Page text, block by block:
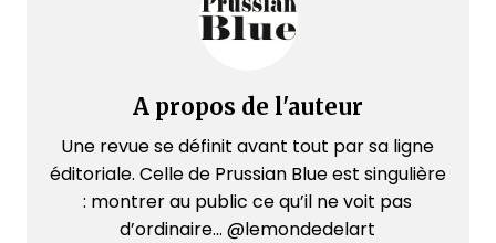
A propos de l'auteur
Une revue se définit avant tout par sa ligne
éditoriale. Celle de Prussian Blue est singulière
: montrer au public ce qu’il ne voit pas
d’ordinaire... @lemondedelart